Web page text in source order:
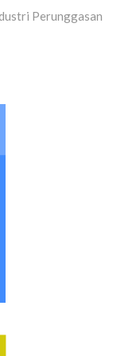
Perunggasan